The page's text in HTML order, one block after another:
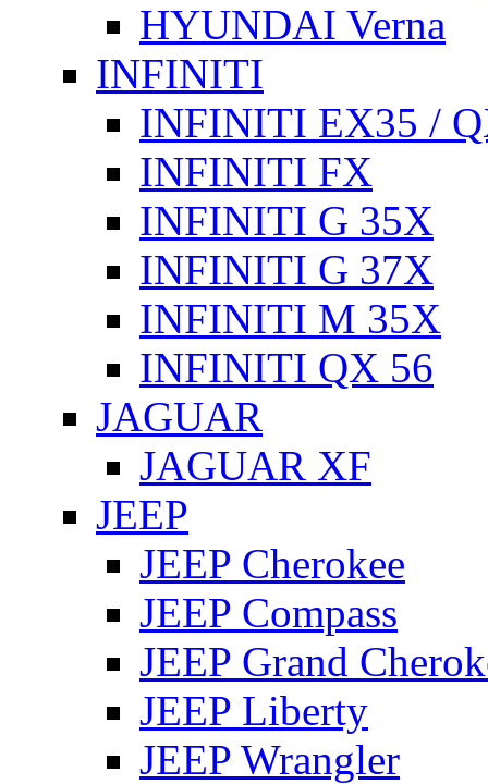
HYUNDAI Verna
INFINITI
INFINITI EX35 /
INFINITI FX
INFINITI G 35X
INFINITI G 37X
INFINITI M 35X
INFINITI QX 56
JAGUAR
JAGUAR XF
JEEP
JEEP Cherokee
JEEP Compass
JEEP Grand
JEEP Liberty
JEEP Wrangler